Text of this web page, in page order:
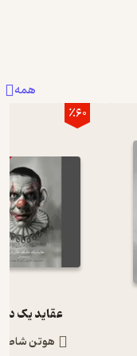
همه
٪60
عقاید یک
هوتن